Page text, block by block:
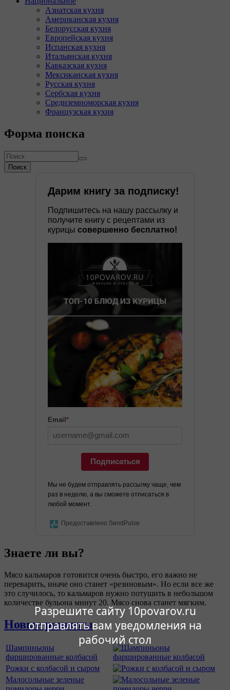
Разрешите сайту 10povarov.ru
отправлять вам уведомления на
рабочий стол
Азиатская кухня
Американская кухня
Белорусская кухня
Европейская кухня
Испанская кухня
Итальянская кухня
Кавказская кухня
Мексиканская кухня
Русская кухня
Сербская кухня
Средиземноморская кухня
Французская кухня
Форма поиска
Поиск
Дарим книгу за подписку!
Подпишитесь на нашу рассылку и
получите книгу с рецептами из
курицы совершенно бесплатно!
Email *
Подписаться
Мы не будем отправлять рассылку чаще, чем
раз в неделю, а вы сможете отписаться в
любой момент.
Предоставлено SendPulse
Знаете ли вы?
Мясо кальмаров готовится очень быстро, его важно не
переварить, иначе оно станет «резиновым». Но если все же
это случилось, то кальмаров нужно потушить в небольшом
количестве бульона минут 20. Мясо снова станет мягким.
Новые рецепты
Шампиньоны
фаршированные колбасой
Рожки с колбасой и сыром
Малосольные зеленые